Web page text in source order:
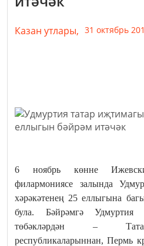
Казан утлары, 31 октябрь
6 ноябрь көнне
филармониясе залында
хәрәкәтенең 25 еллыгына
була. Бәйрәмгә Удмуртия
төбәкләрдән –
республикаларыннан, Пермь